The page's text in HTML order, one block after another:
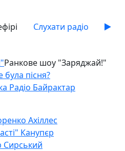
Слухати радіо
Ранкове шоу "Заряджай!"
була пісня?
Радіо Байрактар
Ахіллес
Канупєр
Сирський